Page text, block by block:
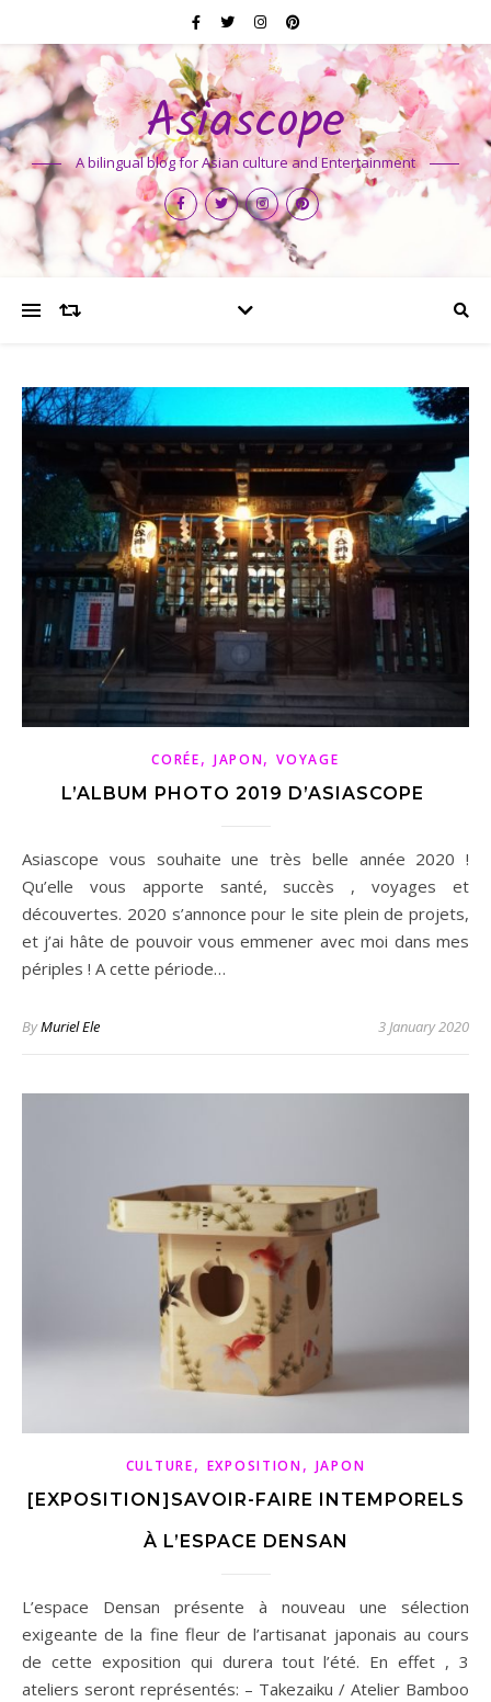
Asiascope
A bilingual blog for Asian culture and Entertainment
CORÉE, JAPON,VOYAGE
L’ALBUM PHOTO 2019 D’ASIASCOPE
Asiascope vous souhaite une très belle année 2020 !
Qu’elle vous apporte santé, succès , voyages et
découvertes. 2020 s’annonce pour le site plein de projets,
et j’ai hâte de pouvoir vous emmener avec moi dans mes
périples ! A cette période…
ByMuriel Ele 3 January 2020
CULTURE, EXPOSITION, JAPON
[EXPOSITION]SAVOIR-FAIRE INTEMPORELS
À L’ESPACE DENSAN
L’espace Densan présente à nouveau une sélection
exigeante de la fine fleur de l’artisanat japonais au cours
de cette exposition qui durera tout l’été. En effet , 3
ateliers seront représentés: – Takezaiku / Atelier Bamboo